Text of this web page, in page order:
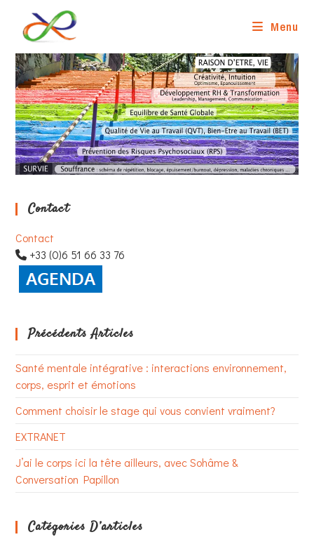
content
Menu
Contact
Contact
+33 (0)6 51 66 33 76
Précédents Articles
Santé mentale intégrative : interactions environnement,
corps, esprit et émotions
Comment choisir le stage qui vous convient vraiment?
EXTRANET
J’ai le corps ici la tête ailleurs, avec Sohâme &
Conversation Papillon
Catégories D’articles